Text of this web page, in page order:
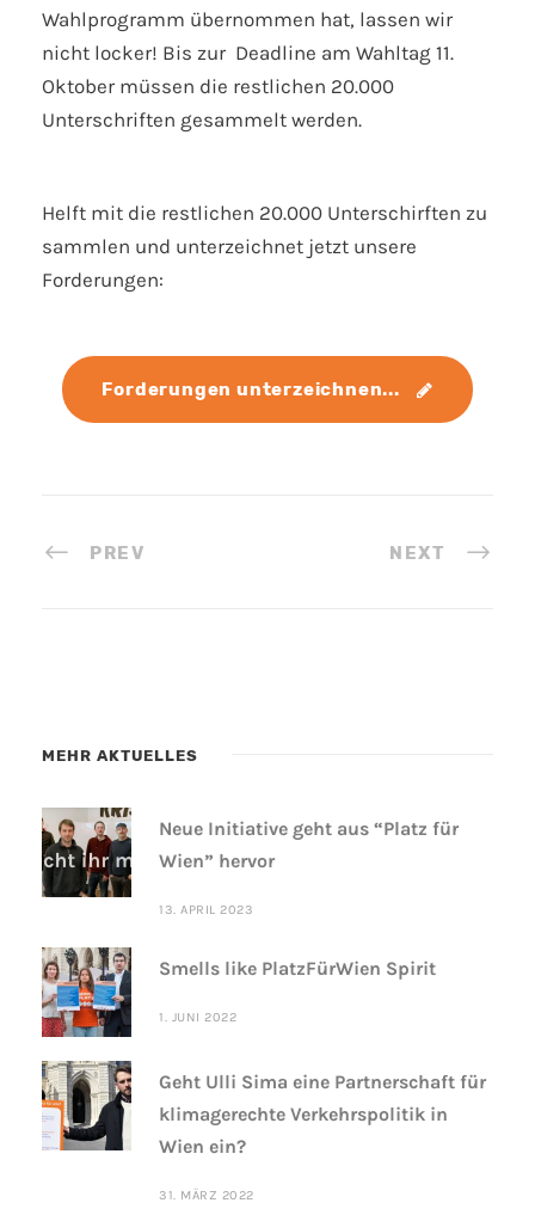
Wahlprogramm übernommen hat, lassen wir
nicht locker! Bis zur Deadline am Wahltag 11.
Oktober müssen die restlichen 20.000
Unterschriften gesammelt werden.
Helft mit die restlichen 20.000 Unterschirften zu
sammlen und unterzeichnet jetzt unsere
Forderungen:
Forderungen unterzeichnen...
PREV NEXT
MEHR AKTUELLES
Neue Initiative geht aus “Platz für
Wien” hervor
13. APRIL 2023
Smells like PlatzFürWien Spirit
1. JUNI 2022
Geht Ulli Sima eine Partnerschaft für
klimagerechte Verkehrspolitik in
Wien ein?
31. MÄRZ 2022